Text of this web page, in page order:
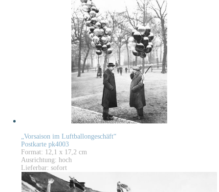
„Vorsaison im Luftballongeschäft“
Postkarte pk4003
Format: 12,1 x 17,2 cm
Ausrichtung: hoch
Lieferbar: sofort